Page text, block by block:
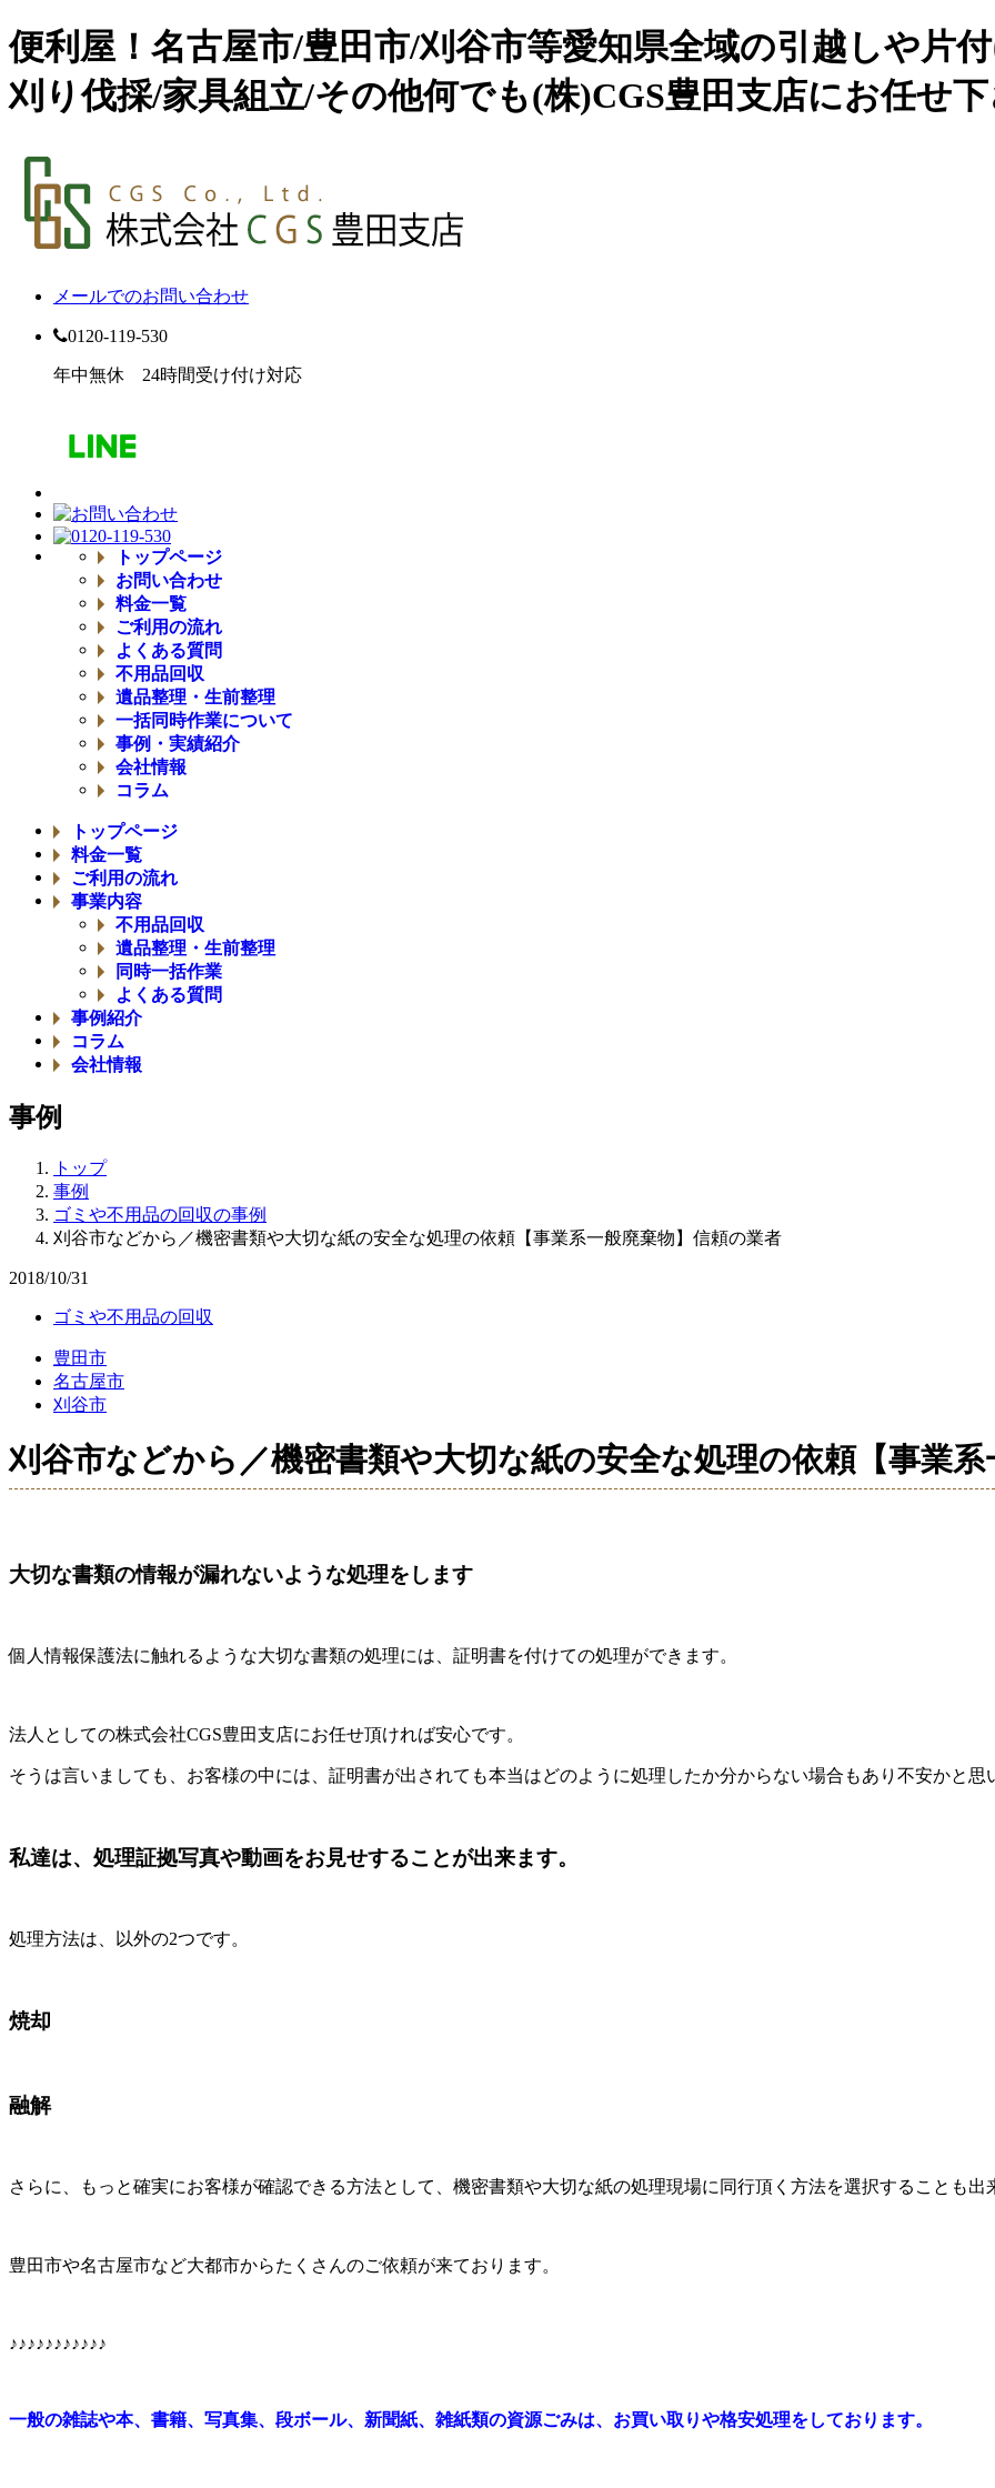
便利屋！名古屋市/豊田市/刈谷市等愛知県全域の引越しや片
刈り伐採/家具組立/その他何でも(株)CGS豊田支店にお任せ
メールでのお問い合わせ
0120-119-530
年中無休 24時間受け付け対応
トップページ
お問い合わせ
料金一覧
ご利用の流れ
よくある質問
不用品回収
遺品整理・生前整理
一括同時作業について
事例・実績紹介
会社情報
コラム
トップページ
料金一覧
ご利用の流れ
事業内容
不用品回収
遺品整理・生前整理
同時一括作業
よくある質問
事例紹介
コラム
会社情報
事例
トップ
事例
ゴミや不用品の回収の事例
刈谷市などから／機密書類や大切な紙の安全な処理の依頼【事業系一般廃棄物】信頼の業者
2018/10/31
ゴミや不用品の回収
豊田市
名古屋市
刈谷市
刈谷市などから／機密書類や大切な紙の安全な処理の依頼【事業
大切な書類の情報が漏れないような処理をします
個人情報保護法に触れるような大切な書類の処理には、証明書を付けての処理ができます。
法人としての株式会社CGS豊田支店にお任せ頂ければ安心です。
そうは言いましても、お客様の中には、証明書が出されても本当はどのように処理したか分からない場合もあり不安かと思
私達は、処理証拠写真や動画をお見せすることが出来ます。
処理方法は、以外の2つです。
焼却
融解
さらに、もっと確実にお客様が確認できる方法として、機密書類や大切な紙の処理現場に同行頂く方法を選択することも出
豊田市や名古屋市など大都市からたくさんのご依頼が来ております。
♪♪♪♪♪♪♪♪♪♪♪
一般の雑誌や本、書籍、写真集、段ボール、新聞紙、雑紙類の資源ごみは、お買い取りや格安処理をしております。